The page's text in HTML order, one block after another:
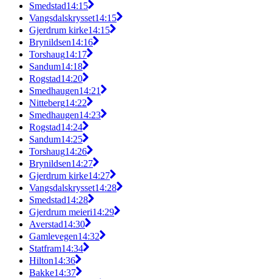
Smedstad14:15
Vangsdalskrysset14:15
Gjerdrum kirke14:15
Brynildsen14:16
Torshaug14:17
Sandum14:18
Rogstad14:20
Smedhaugen14:21
Nitteberg14:22
Smedhaugen14:23
Rogstad14:24
Sandum14:25
Torshaug14:26
Brynildsen14:27
Gjerdrum kirke14:27
Vangsdalskrysset14:28
Smedstad14:28
Gjerdrum meieri14:29
Averstad14:30
Gamlevegen14:32
Statfram14:34
Hilton14:36
Bakke14:37